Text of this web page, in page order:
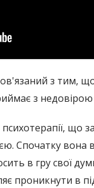
з тим,
з
що
Спочатку вона
в гру свої
проникнути в